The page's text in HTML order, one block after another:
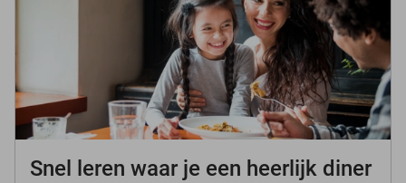
Snel leren waar je een heerlijk diner